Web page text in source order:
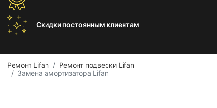
Скидки постоянным клиентам
Ремонт Lifan
Ремонт подвески Lifan
Замена амортизатора Lifan